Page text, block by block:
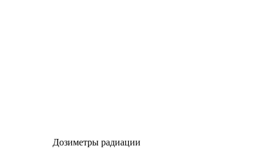
Дозиметры радиации